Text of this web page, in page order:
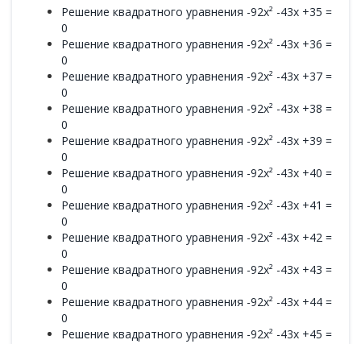
Решение квадратного уравнения -92x² -43x +35 =
0
Решение квадратного уравнения -92x² -43x +36 =
0
Решение квадратного уравнения -92x² -43x +37 =
0
Решение квадратного уравнения -92x² -43x +38 =
0
Решение квадратного уравнения -92x² -43x +39 =
0
Решение квадратного уравнения -92x² -43x +40 =
0
Решение квадратного уравнения -92x² -43x +41 =
0
Решение квадратного уравнения -92x² -43x +42 =
0
Решение квадратного уравнения -92x² -43x +43 =
0
Решение квадратного уравнения -92x² -43x +44 =
0
Решение квадратного уравнения -92x² -43x +45 =